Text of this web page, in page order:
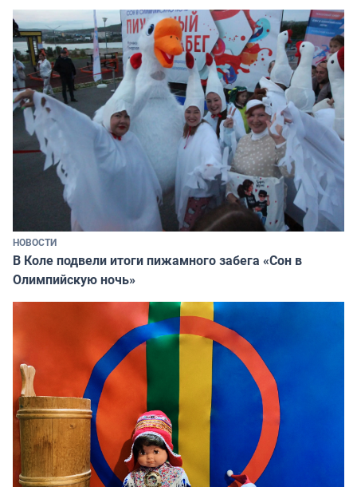
НОВОСТИ
В Коле подвели итоги пижамного забега «Сон в
Олимпийскую ночь»